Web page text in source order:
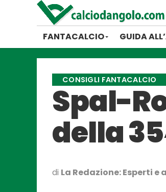
FANTACALCIO GUIDA
CONSIGLI FANTACALCIO
Spal-
della
di La Redazione: Esperti